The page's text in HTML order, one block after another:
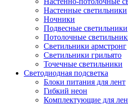
Настенные светильники
Ночники
Подвесные светильники
Потолочные
Светильники армстронг
Светильники грильято
Точечные светильники
Светодиодная подсветка
Блоки питания для лент
Гибкий неон
Комплектующие для